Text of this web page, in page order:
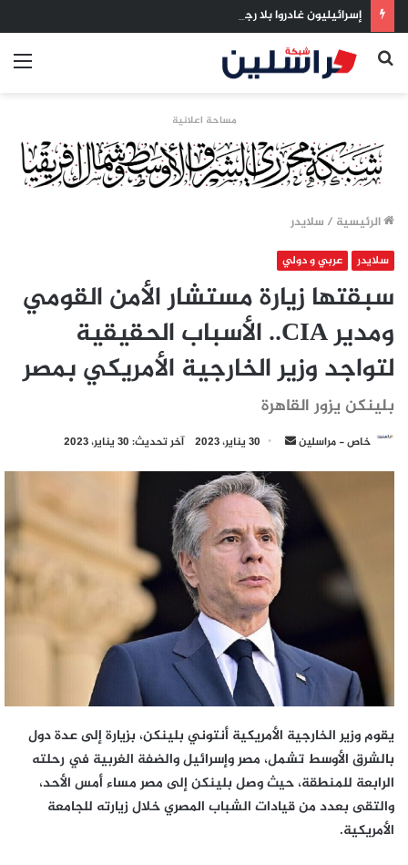
إسرائيليون غادروا بلا رجعة: اخترنا الهجرة لنعيش بلا خوف
بحث
مساحة اعلانية
الرئيسية / سلايدر
سلايدر عربي و دولي
سبقتها زيارة مستشار الأمن القومي
ومدير CIA.. الأسباب الحقيقية
لتواجد وزير الخارجية الأمريكي بمصر
بلينكن يزور القاهرة
خاص - مراسلين
أرسل
إلكترونيا
30 يناير، 2023 آخر تحديث: 30 يناير، 2023
يقوم وزير الخارجية الأمريكية أنتوني بلينكن، بزيارة إلى عدة دول
بالشرق الأوسط تشمل، مصر وإسرائيل والضفة الغربية في رحلته
الرابعة للمنطقة، حيث وصل بلينكن إلى مصر مساء أمس الأحد،
والتقى بعدد من قيادات الشباب المصري خلال زيارته للجامعة
الأمريكية.